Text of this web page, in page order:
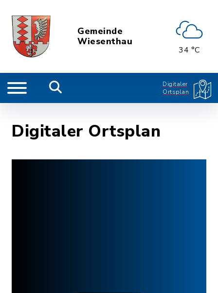
Gemeinde
Wiesenthau
34 °C
Digitaler
Ortsplan
Digitaler Ortsplan